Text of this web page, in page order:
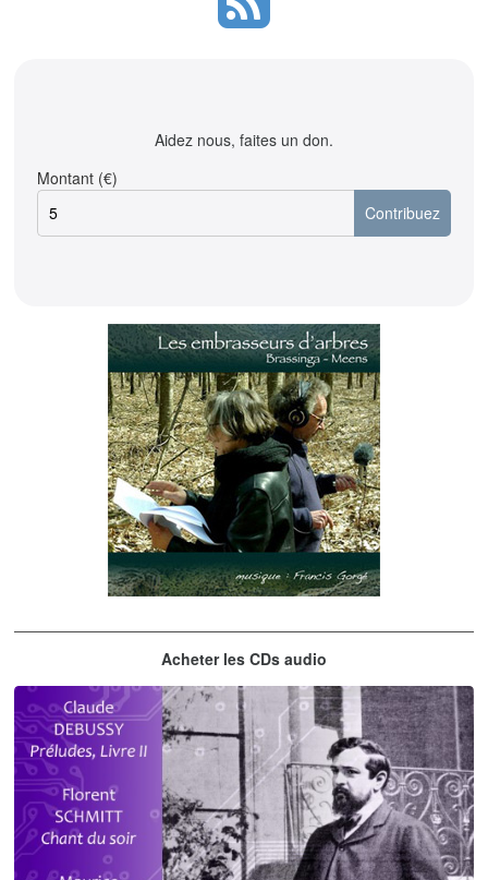
Aidez nous, faites un don.
Montant (€)
Les embrasseurs d'arbres
Acheter les CDs audio